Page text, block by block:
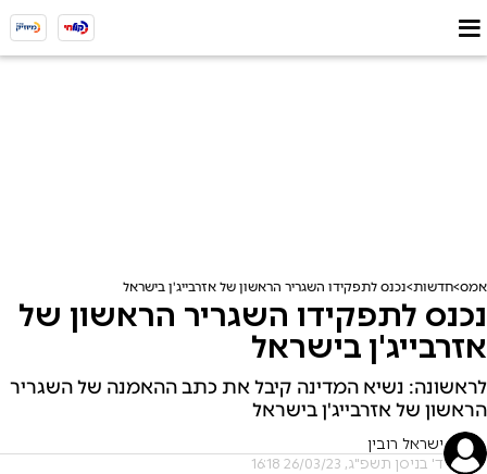
אמס חדשות נכנס לתפקידו השגריר הראשון של אזרבייג'ן בישראל
נכנס לתפקידו השגריר הראשון של
אזרבייג'ן בישראל
לראשונה: נשיא המדינה קיבל את כתב ההאמנה של השגריר
הראשון של אזרבייג'ן בישראל
ישראל רובין
ד' בניסן תשפ"ג, 26/03/23 16:18